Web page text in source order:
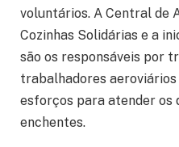
voluntários. A Central de
Cozinhas Solidárias e a
são os responsáveis por
trabalhadores
esforços para atender os
enchentes.